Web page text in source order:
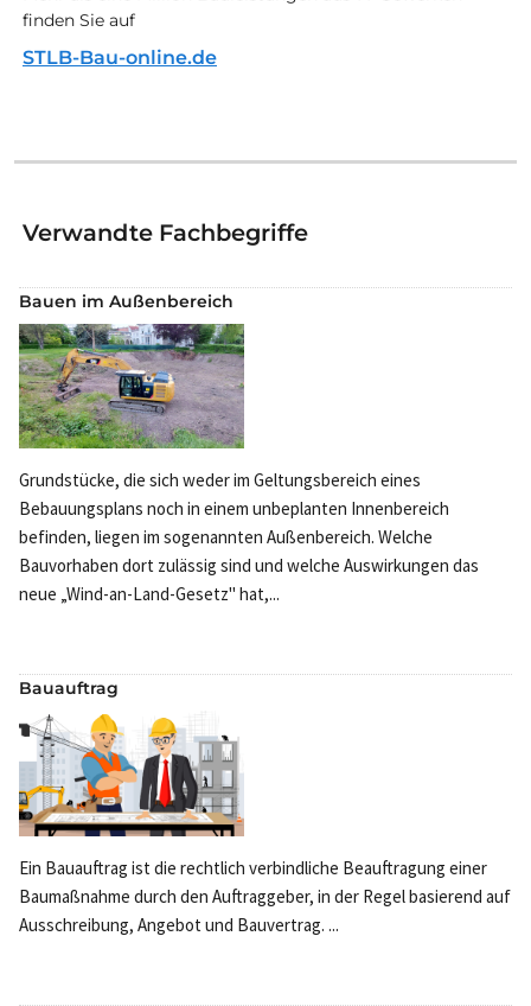
finden Sie auf
STLB-Bau-online.de
Verwandte Fachbegriffe
Bauen im Außenbereich
Grundstücke, die sich weder im Geltungsbereich eines
Bebauungsplans noch in einem unbeplanten Innenbereich
befinden, liegen im sogenannten Außenbereich. Welche
Bauvorhaben dort zulässig sind und welche Auswirkungen das
neue „Wind-an-Land-Gesetz" hat,...
Bauauftrag
Ein Bauauftrag ist die rechtlich verbindliche Beauftragung einer
Baumaßnahme durch den Auftraggeber, in der Regel basierend auf
Ausschreibung, Angebot und Bauvertrag. ...